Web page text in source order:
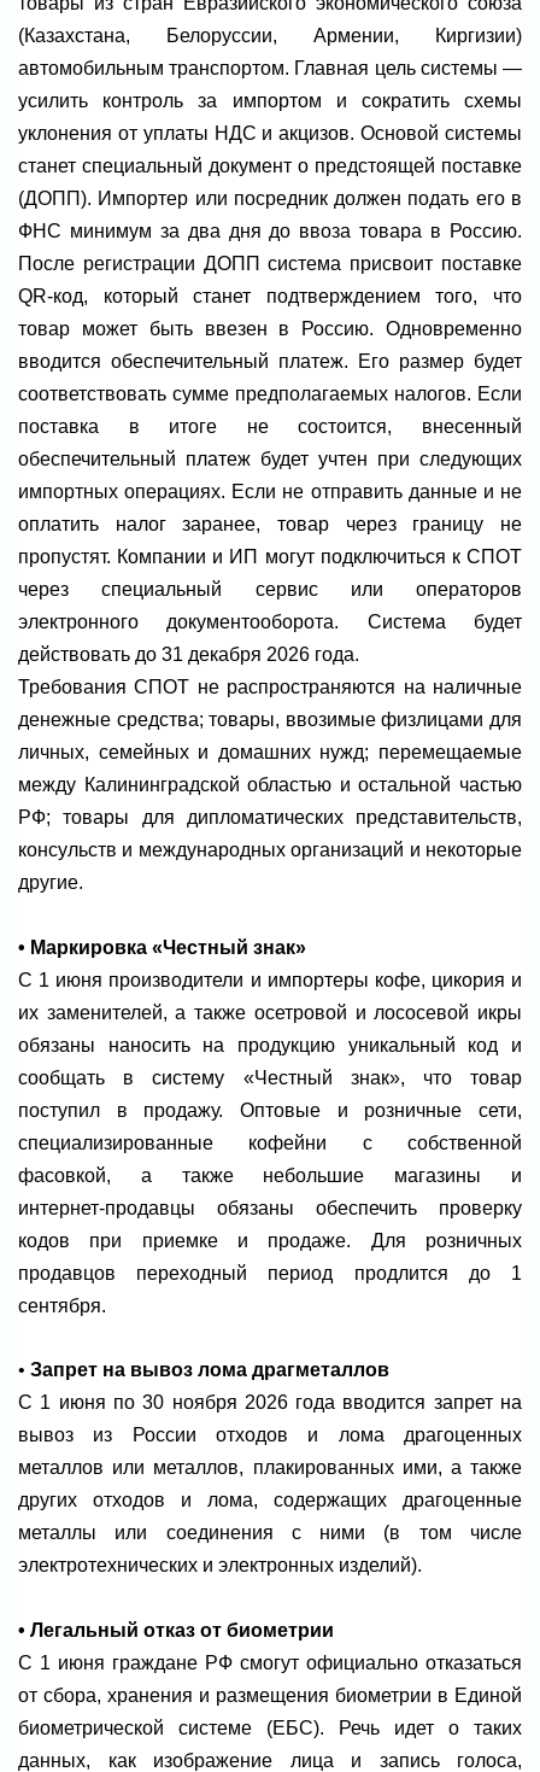
(Казахстана, Белоруссии, Армении, Киргизии)
автомобильным транспортом. Главная цель системы —
усилить контроль за импортом и сократить схемы
уклонения от уплаты НДС и акцизов. Основой системы
станет специальный документ о предстоящей поставке
(ДОПП). Импортер или посредник должен подать его в
ФНС минимум за два дня до ввоза товара в Россию.
После регистрации ДОПП система присвоит поставке
QR-код, который станет подтверждением того, что
товар может быть ввезен в Россию. Одновременно
вводится обеспечительный платеж. Его размер будет
соответствовать сумме предполагаемых налогов. Если
поставка в итоге не состоится, внесенный
обеспечительный платеж будет учтен при следующих
импортных операциях. Если не отправить данные и не
оплатить налог заранее, товар через границу не
пропустят. Компании и ИП могут подключиться к СПОТ
через специальный сервис или операторов
электронного документооборота. Система будет
действовать до 31 декабря 2026 года.
Требования СПОТ не распространяются на наличные
денежные средства; товары, ввозимые физлицами для
личных, семейных и домашних нужд; перемещаемые
между Калининградской областью и остальной частью
РФ; товары для дипломатических представительств,
консульств и международных организаций и некоторые
другие.
• Маркировка «Честный знак»
С 1 июня производители и импортеры кофе, цикория и
их заменителей, а также осетровой и лососевой икры
обязаны наносить на продукцию уникальный код и
сообщать в систему «Честный знак», что товар
поступил в продажу. Оптовые и розничные сети,
специализированные кофейни с собственной
фасовкой, а также небольшие магазины и
интернет‑продавцы обязаны обеспечить проверку
кодов при приемке и продаже. Для розничных
продавцов переходный период продлится до 1
сентября.
• Запрет на вывоз лома драгметаллов
С 1 июня по 30 ноября 2026 года вводится запрет на
вывоз из России отходов и лома драгоценных
металлов или металлов, плакированных ими, а также
других отходов и лома, содержащих драгоценные
металлы или соединения с ними (в том числе
электротехнических и электронных изделий).
• Легальный отказ от биометрии
С 1 июня граждане РФ смогут официально отказаться
от сбора, хранения и размещения биометрии в Единой
биометрической системе (ЕБС). Речь идет о таких
данных, как изображение лица и запись голоса,